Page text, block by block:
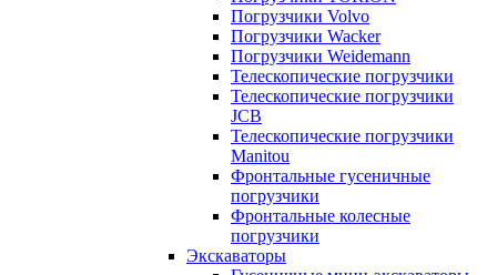
Погрузчики Volvo
Погрузчики Wacker
Погрузчики Weidemann
Телескопические погрузчики
Телескопические погрузчики
JCB
Телескопические погрузчики
Manitou
Фронтальные гусеничные
погрузчики
Фронтальные колесные
погрузчики
Экскаваторы